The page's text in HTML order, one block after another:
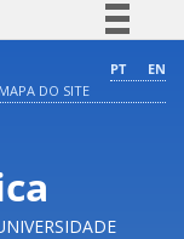
BR
informação
PT
EN
MAPA DO SITE